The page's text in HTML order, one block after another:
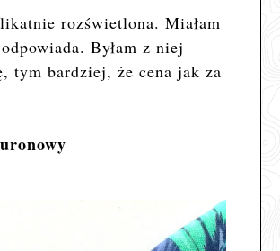
rozświetlona. Miałam
Byłam z niej
tym bardziej, że cena jak za